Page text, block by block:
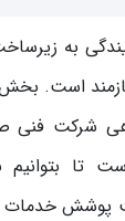
به
است.
شرکت فنی
تا بتوانیم
خدمات